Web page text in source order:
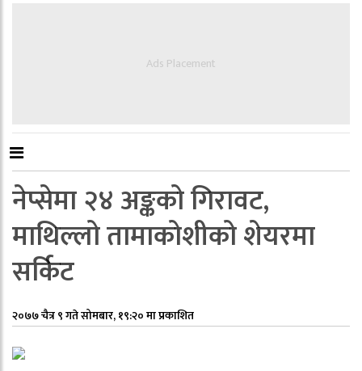
Ads Placement
नेप्सेमा २४ अङ्कको गिरावट,
माथिल्लो तामाकोशीको शेयरमा
सर्किट
२०७७ चैत्र ९ गते सोमबार, १९:२० मा प्रकाशित